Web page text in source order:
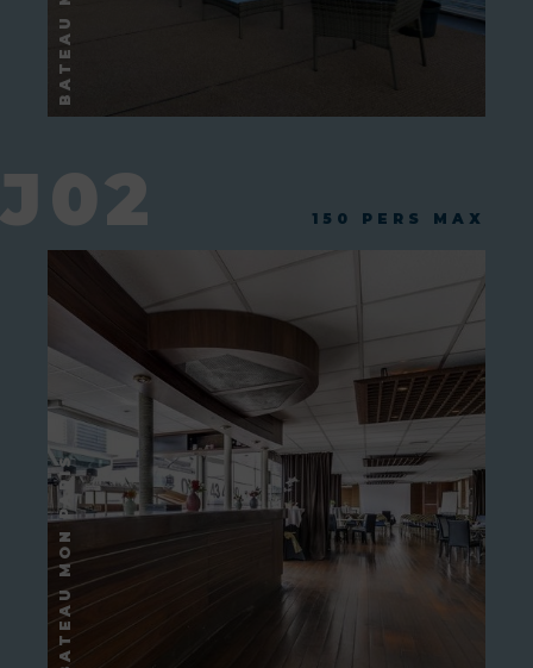
J02 150 PERS MAX